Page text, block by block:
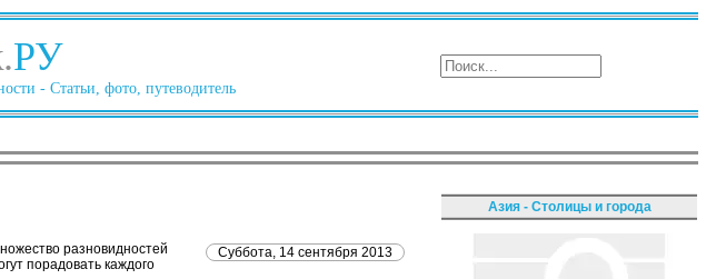
РУ
- Статьи, фото, путеводитель
Суббота, 14 сентября 2013
разновидностей
порадовать каждого
Азия - Столицы и города